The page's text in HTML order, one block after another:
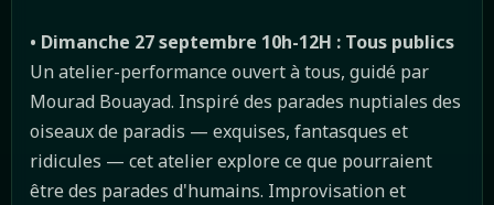
• Dimanche 27 septembre 10h-12H : Tous publics
Un atelier-performance ouvert à tous, guidé par
Mourad Bouayad. Inspiré des parades nuptiales des
oiseaux de paradis — exquises, fantasques et
ridicules — cet atelier explore ce que pourraient
être des parades d'humains. Improvisation et